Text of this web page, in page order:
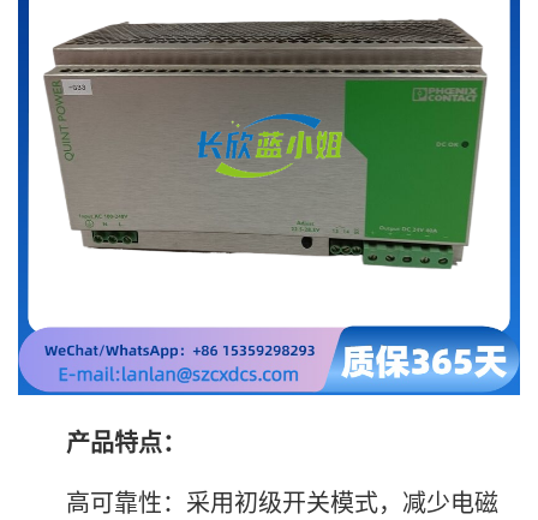
产品特点：
高可靠性：采用初级开关模式，减少电磁